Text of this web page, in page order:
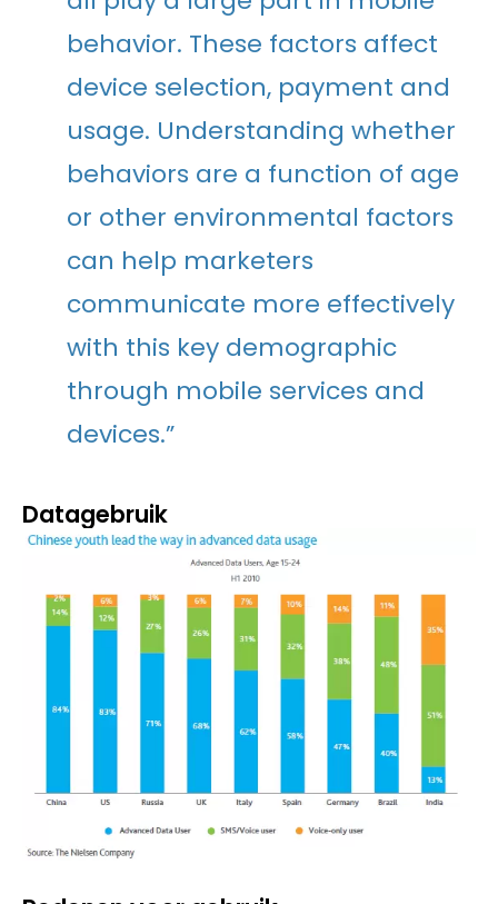
behavior. These factors affect
device selection, payment and
usage. Understanding whether
behaviors are a function of age
or other environmental factors
can help marketers
communicate more effectively
with this key demographic
through mobile services and
devices.”
Datagebruik